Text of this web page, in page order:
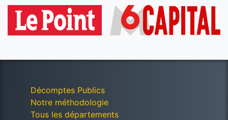
Décomptes Publics
Notre méthodologie
Tous les départements